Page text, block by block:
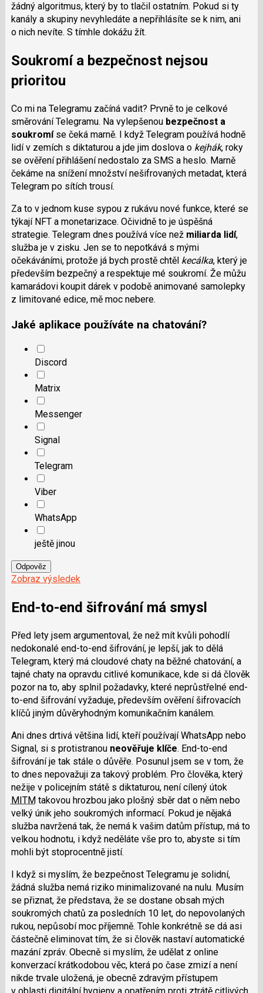
žádný algoritmus, který by to tlačil ostatním. Pokud si ty
kanály a skupiny nevyhledáte a nepřihlásíte se k nim, ani
o nich nevíte. S tímhle dokážu žít.
Soukromí a bezpečnost nejsou
prioritou
Co mi na Telegramu začíná vadit? Prvně to je celkové
směrování Telegramu. Na vylepšenou bezpečnost a
soukromíse čeká marně. I když Telegram používá hodně
lidí v zemích s diktaturou a jde jim doslova o kejhák, roky
se ověření přihlášení nedostalo za SMS a heslo. Marně
čekáme na snížení množství nešifrovaných metadat, která
Telegram po sítích trousí.
Za to v jednom kuse sypou z rukávu nové funkce, které se
týkají NFT a monetarizace. Očividně to je úspěšná
strategie. Telegram dnes používá více než miliarda lidí,
služba je v zisku. Jen se to nepotkává s mými
očekáváními, protože já bych prostě chtěl kecálka, který je
především bezpečný a respektuje mé soukromí. Že můžu
kamarádovi koupit dárek v podobě animované samolepky
z limitované edice, mě moc nebere.
Jaké aplikace používáte na chatování?
Discord
Matrix
Messenger
Signal
Telegram
Viber
WhatsApp
ještě jinou
Odpověz
Zobraz výsledek
End-to-end šifrování má smysl
Před lety jsem argumentoval, že než mít kvůli pohodlí
nedokonalé end-to-end šifrování, je lepší, jak to dělá
Telegram, který má cloudové chaty na běžné chatování, a
tajné chaty na opravdu citlivé komunikace, kde si dá člověk
pozor na to, aby splnil požadavky, které neprůstřelné end-
to-end šifrování vyžaduje, především ověření šifrovacích
klíčů jiným důvěryhodným komunikačním kanálem.
Ani dnes drtivá většina lidí, kteří používají WhatsApp nebo
Signal, si s protistranou neověřuje klíče. End-to-end
šifrování je tak stále o důvěře. Posunul jsem se v tom, že
to dnes nepovažuji za takový problém. Pro člověka, který
nežije v policejním státě s diktaturou, není cílený útok
MITM takovou hrozbou jako plošný sběr dat o něm nebo
velký únik jeho soukromých informací. Pokud je nějaká
služba navržená tak, že nemá k vašim datům přístup, má to
velkou hodnotu, i když neděláte vše pro to, abyste si tím
mohli být stoprocentně jistí.
I když si myslím, že bezpečnost Telegramu je solidní,
žádná služba nemá riziko minimalizované na nulu. Musím
se přiznat, že představa, že se dostane obsah mých
soukromých chatů za posledních 10 let, do nepovolaných
rukou, nepůsobí moc příjemně. Tohle konkrétně se dá asi
částečně eliminovat tím, že si člověk nastaví automatické
mazání zpráv. Obecně si myslím, že udělat z online
konverzací krátkodobou věc, která po čase zmizí a není
nikde trvale uložená, je obecně zdravým přístupem